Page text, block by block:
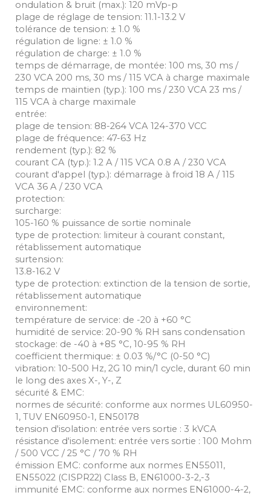
ondulation & bruit (max.): 120 mVp-p
plage de réglage de tension: 11.1-13.2 V
tolérance de tension: ± 1.0 %
régulation de ligne: ± 1.0 %
régulation de charge: ± 1.0 %
temps de démarrage, de montée: 100 ms, 30 ms /
230 VCA 200 ms, 30 ms / 115 VCA à charge maximale
temps de maintien (typ.): 100 ms / 230 VCA 23 ms /
115 VCA à charge maximale
entrée:
plage de tension: 88-264 VCA 124-370 VCC
plage de fréquence: 47-63 Hz
rendement (typ.): 82 %
courant CA (typ.): 1.2 A / 115 VCA 0.8 A / 230 VCA
courant d'appel (typ.): démarrage à froid 18 A / 115
VCA 36 A / 230 VCA
protection:
surcharge:
105-160 % puissance de sortie nominale
type de protection: limiteur à courant constant,
rétablissement automatique
surtension:
13.8-16.2 V
type de protection: extinction de la tension de sortie,
rétablissement automatique
environnement:
température de service: de -20 à +60 °C
humidité de service: 20-90 % RH sans condensation
stockage: de -40 à +85 °C, 10-95 % RH
coefficient thermique: ± 0.03 %/°C (0-50 °C)
vibration: 10-500 Hz, 2G 10 min/1 cycle, durant 60 min
le long des axes X-, Y-, Z
sécurité & EMC:
normes de sécurité: conforme aux normes UL60950-
1, TUV EN60950-1, EN50178
tension d'isolation: entrée vers sortie : 3 kVCA
résistance d'isolement: entrée vers sortie : 100 Mohm
/ 500 VCC / 25 °C / 70 % RH
émission EMC: conforme aux normes EN55011,
EN55022 (CISPR22) Class B, EN61000-3-2,-3
immunité EMC: conforme aux normes EN61000-4-2,